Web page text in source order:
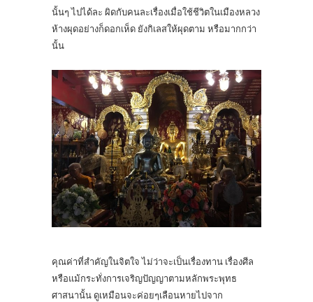
นั้นๆ ไปได้ละ ผิดกับคนละเรื่องเมื่อใช้ชีวิตในเมืองหลวง
ห้างผุดอย่างก็ดอกเห็ด ยังกิเลสให้ผุดตาม หรือมากกว่า
นั้น
คุณค่าที่สำคัญในจิตใจ ไม่ว่าจะเป็นเรื่องทาน เรื่องศีล
หรือแม้กระทั่งการเจริญปัญญาตามหลักพระพุทธ
ศาสนานั้น ดูเหมือนจะค่อยๆเลือนหายไปจาก